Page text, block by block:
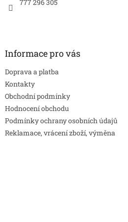
777 296 305
Informace pro vás
Doprava a platba
Kontakty
Obchodní podmínky
Hodnocení obchodu
Podmínky ochrany osobních údajů
Reklamace, vrácení zboží, výměna